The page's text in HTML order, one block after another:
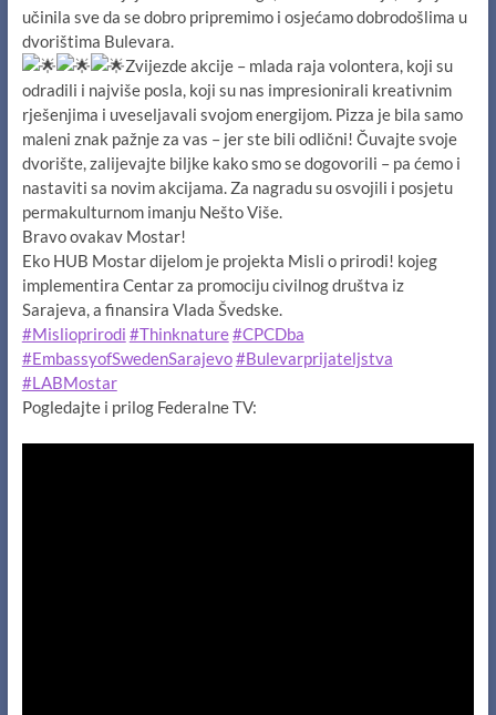
učinila sve da se dobro pripremimo i osjećamo dobrodošlima u
dvorištima Bulevara.
Zvijezde akcije – mlada raja volontera, koji su
odradili i najviše posla, koji su nas impresionirali kreativnim
rješenjima i uveseljavali svojom energijom. Pizza je bila samo
maleni znak pažnje za vas – jer ste bili odlični! Čuvajte svoje
dvorište, zalijevajte biljke kako smo se dogovorili – pa ćemo i
nastaviti sa novim akcijama. Za nagradu su osvojili i posjetu
permakulturnom imanju Nešto Više.
Bravo ovakav Mostar!
Eko HUB Mostar dijelom je projekta Misli o prirodi! kojeg
implementira Centar za promociju civilnog društva iz
Sarajeva, a finansira Vlada Švedske.
#Mislioprirodi #Thinknature#CPCDba
#EmbassyofSwedenSarajevo#Bulevarprijateljstva
#LABMostar
Pogledajte i prilog Federalne TV: